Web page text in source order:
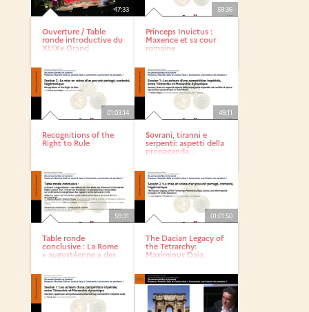
47:33
Ouverture / Table
ronde introductive du
XLIXe Grand
59:36
Princeps Inuictus :
Maxence et sa cour
romaine
01:03:14
Recognitions of the
Right to Rule
49:11
Sovrani, tiranni e
serpenti: aspetti della
propaganda...
59:31
Table ronde
conclusive : La Rome
« augustéenne » des
01:01:50
The Dacian Legacy of
the Tetrarchy:
Maximinus Daia,